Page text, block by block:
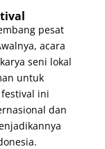
pesat
acara
seni lokal
untuk
ini
dan